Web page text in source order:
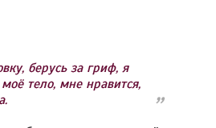
берусь за гриф, я
тело, мне нравится,